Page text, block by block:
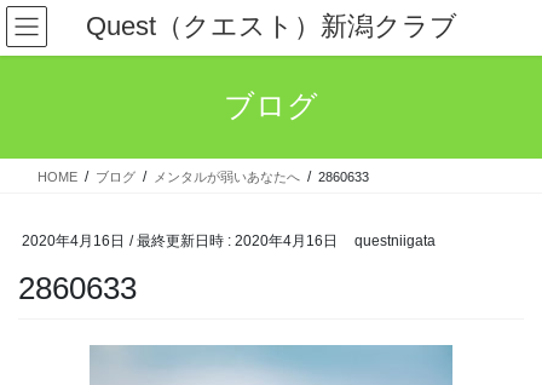
コ
ン
テ
ス
ナ
ビ
ゲ
ン
Quest（クエスト）新潟クラブ
ブログ
HOME ブログ メンタルが弱いあなたへ 2860633
2020年4月16日 / 最終更新日時 : 2020年4月16日 questniigata
2860633